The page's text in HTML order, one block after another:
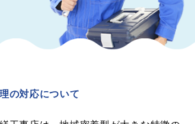
の対応について